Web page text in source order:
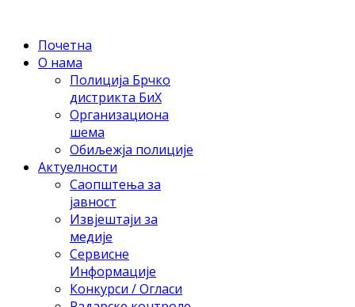
Почетна
О нама
Полиција Брчко
дистрикта БиХ
Организациона
шема
Обиљежја полиције
Актуелности
Саопштења за
јавност
Извјештаји за
медије
Сервисне
Информације
Конкурси / Огласи